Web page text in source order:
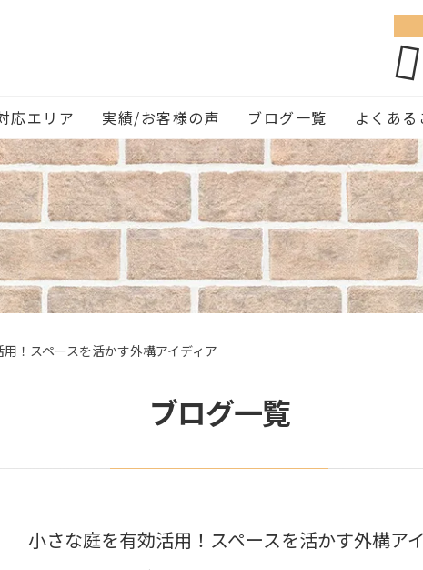
応エリア 実績/お客様の声 ブログ一覧 よくあ
！スペースを活かす外構アイディア
ブログ一覧
小さな庭を有効活用！スペースを活かす外構ア